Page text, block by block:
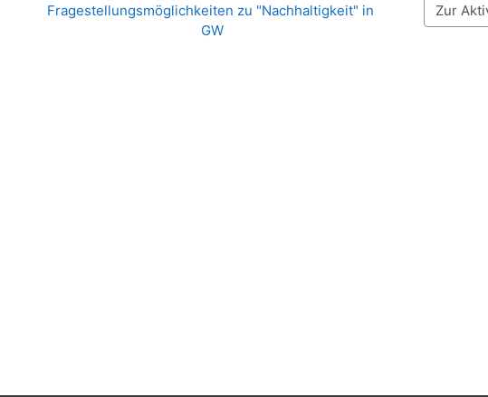
Fragestellungsmöglichkeiten zu "Nachhaltigkeit" in
GW
Zur